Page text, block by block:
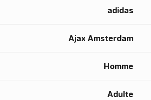
adidas
Ajax Amsterdam
Homme
Adulte